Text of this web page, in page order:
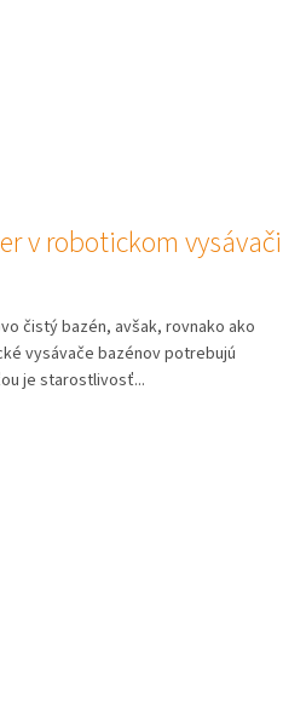
v robotickom vysávači
čistý bazén, avšak, rovnako ako
vysávače bazénov potrebujú
je starostlivosť...